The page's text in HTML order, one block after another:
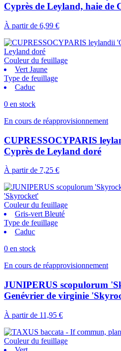
Cyprès de Leyland, haie de
À partir de 6,99 €
Couleur du feuillage
Vert Jaune
Type de feuillage
Caduc
0 en stock
En cours de réapprovisionnement
CUPRESSOCYPARIS
Cyprès de Leyland doré
À partir de 7,25 €
Couleur du feuillage
Gris-vert Bleuté
Type de feuillage
Caduc
0 en stock
En cours de réapprovisionnement
JUNIPERUS scopulorum
Genévrier de virginie
À partir de 11,95 €
Couleur du feuillage